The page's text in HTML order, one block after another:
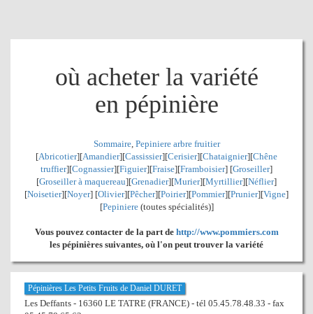
où acheter la variété
en pépinière
Sommaire, Pepiniere arbre fruitier
[Abricotier][Amandier][Cassissier][Cerisier][Chataignier][Chêne
truffier][Cognassier][Figuier][Fraise][Framboisier] [Groseiller]
[Groseiller à maquereau][Grenadier][Murier][Myrtillier][Néflier]
[Noisetier][Noyer] [Olivier][Pêcher][Poirier][Pommier][Prunier][Vigne]
[Pepiniere(toutes spécialités)]
Vous pouvez contacter de la part de http://www.pommiers.com
les pépinières suivantes, où l'on peut trouver la variété
Pépinières Les Petits Fruits de Daniel DURET
Les Deffants - 16360 LE TATRE (FRANCE) - tél 05.45.78.48.33 - fax